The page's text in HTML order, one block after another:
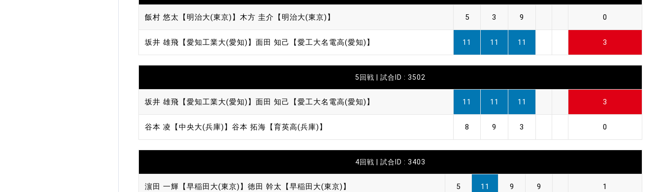
飯村 悠太【明治大(東京)】 木方 圭介【明治大(東京)】 5 3 9 0
坂井 雄飛【愛知工業大(愛知)】 面田 知己【愛工大名電高(愛知)】 11 11 11 3
5回戦 | 試合ID : 3502
坂井 雄飛【愛知工業大(愛知)】 面田 知己【愛工大名電高(愛知)】 11 11 11 3
谷本 凌【中央大(兵庫)】 谷本 拓海【育英高(兵庫)】 8 9 3 0
4回戦 | 試合ID : 3403
濵田 一輝【早稲田大(東京)】 徳田 幹太【早稲田大(東京)】 5 11 9 9 1